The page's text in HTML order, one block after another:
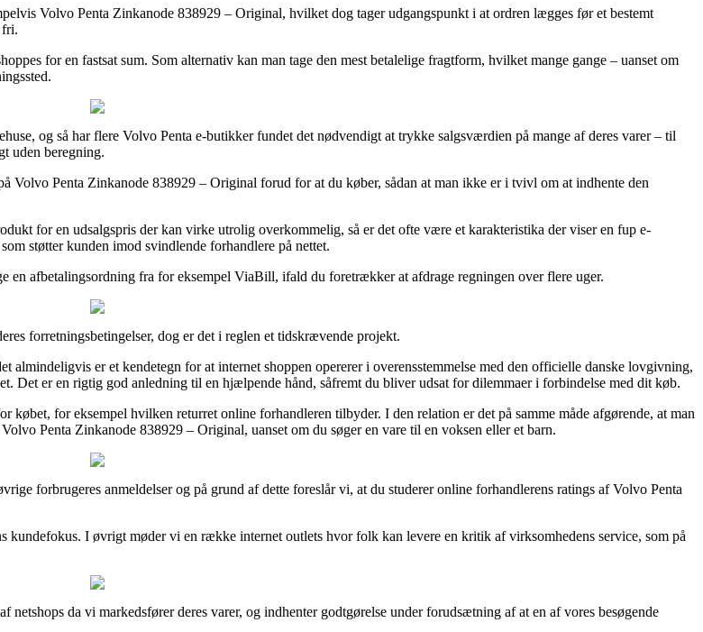
Volvo Penta Zinkanode 838929 – Original, hvilket dog tager udgangspunkt i at ordren lægges før et bestemt
fri.
for en fastsat sum. Som alternativ kan man tage den mest betalelige fragtform, hvilket mange gange – uanset om
og så har flere Volvo Penta e-butikker fundet det nødvendigt at trykke salgsværdien på mange af deres varer – til
uden beregning.
Penta Zinkanode 838929 – Original forud for at du køber, sådan at man ikke er i tvivl om at indhente den
for en udsalgspris der kan virke utrolig overkommelig, så er det ofte være et karakteristika der viser en fup e-
støtter kunden imod svindlende forhandlere på nettet.
afbetalingsordning fra for eksempel ViaBill, ifald du foretrækker at afdrage regningen over flere uger.
forretningsbetingelser, dog er det i reglen et tidskrævende projekt.
er et kendetegn for at internet shoppen opererer i overensstemmelse med den officielle danske lovgivning,
Det er en rigtig god anledning til en hjælpende hånd, såfremt du bliver udsat for dilemmaer i forbindelse med dit køb.
for eksempel hvilken returret online forhandleren tilbyder. I den relation er det på samme måde afgørende, at man
Penta Zinkanode 838929 – Original, uanset om du søger en vare til en voksen eller et barn.
forbrugeres anmeldelser og på grund af dette foreslår vi, at du studerer online forhandlerens ratings af Volvo Penta
kundefokus. I øvrigt møder vi en række internet outlets hvor folk kan levere en kritik af virksomhedens service, som på
da vi markedsfører deres varer, og indhenter godtgørelse under forudsætning af at en af vores besøgende